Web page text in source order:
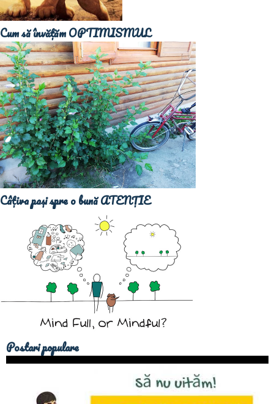
Cum să învățăm OPTIMISMUL
Câțiva pași spre o bună ATENȚIE
Postari populare